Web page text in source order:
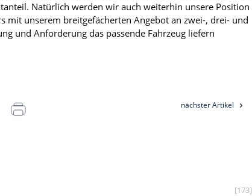
Natürlich werden wir auch weiterhin unsere Position
mit unserem breitgefächerten Angebot an zwei-, drei- und
und Anforderung das passende Fahrzeug liefern
nächster Artikel
[173]